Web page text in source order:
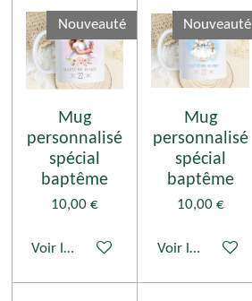
Nouveauté
Mug
personnalisé
spécial
baptême
10,00 €
Voir les détails
Nouveauté
Mug
personnalisé
spécial
baptême
10,00 €
Voir les détails